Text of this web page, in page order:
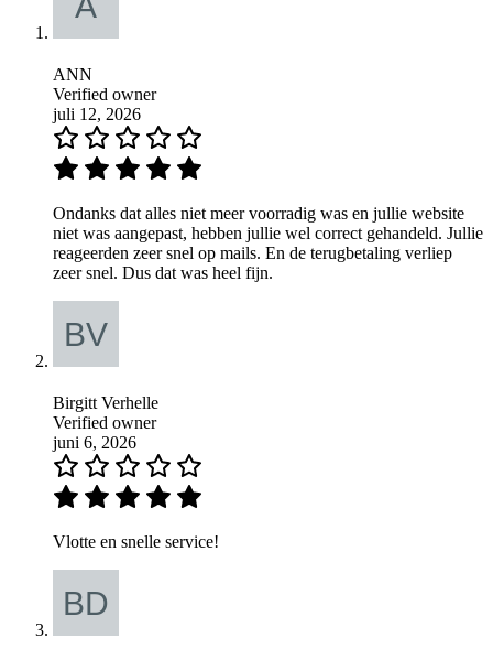
ANN
Verified owner
juli 12, 2026
Ondanks dat alles niet meer voorradig was en jullie website
niet was aangepast, hebben jullie wel correct gehandeld. Jullie
reageerden zeer snel op mails. En de terugbetaling verliep
zeer snel. Dus dat was heel fijn.
Birgitt Verhelle
Verified owner
juni 6, 2026
Vlotte en snelle service!